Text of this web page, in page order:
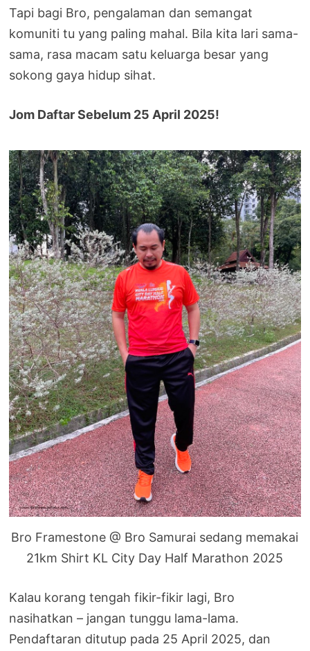
Tapi bagi Bro, pengalaman dan semangat
komuniti tu yang paling mahal. Bila kita lari sama-
sama, rasa macam satu keluarga besar yang
sokong gaya hidup sihat.
Jom Daftar Sebelum 25 April 2025!
Bro Framestone @ Bro Samurai sedang memakai
21km Shirt KL City Day Half Marathon 2025
Kalau korang tengah fikir-fikir lagi, Bro
nasihatkan – jangan tunggu lama-lama.
Pendaftaran ditutup pada 25 April 2025, dan